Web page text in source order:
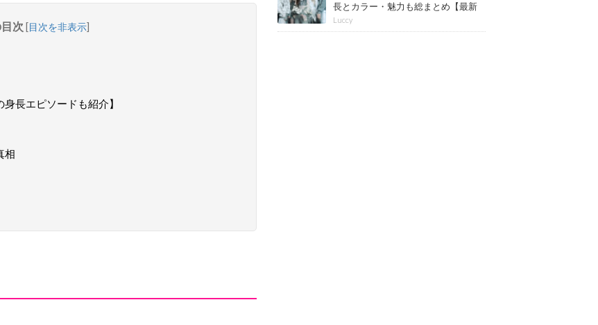
次 [目次を非表示]
長エピソードも紹介】
相
長とカラー・魅力も総まとめ【最新
版】
Luccy